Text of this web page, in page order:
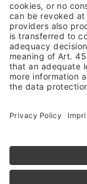
Rücksendung
Versandkosten
Zahlungsarten
Vertrag